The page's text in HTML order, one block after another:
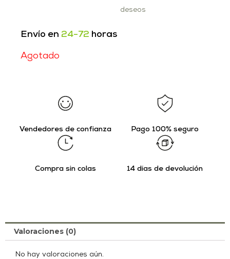
deseos
Envío en 24-72 horas
Agotado
Vendedores de confianza Pago 100% seguro
Compra sin colas 14 días de devolución
Valoraciones (0)
No hay valoraciones aún.